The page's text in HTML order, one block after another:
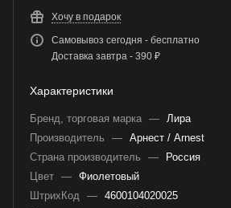
Хочу в подарок
Самовывоз сегодня - бесплатно
Доставка завтра - 390 ₽
Характеристики
Бренд, торговая марка — Лира
Производитель
— Арнест / Arnest
Страна производитель
—
Россия
Цвет — Фиолетовый
ШтрихКод — 4600104020025